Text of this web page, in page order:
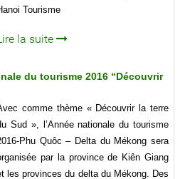
Tourisme
la suite
du tourisme 2016 “Découvrir
comme thème « Découvrir la terre
Sud », l’Année nationale du tourisme
Phu Quôc – Delta du Mékong sera
par la province de Kiên Giang
les provinces du delta du Mékong. Des